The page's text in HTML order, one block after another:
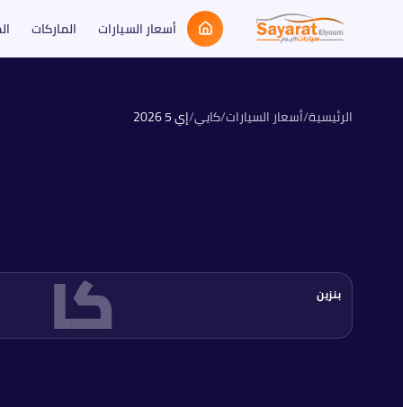
أسعار السيارات الماركات
الرئيسية/أسعار السيارات/كايي/إي 5 2026
بنزين كا